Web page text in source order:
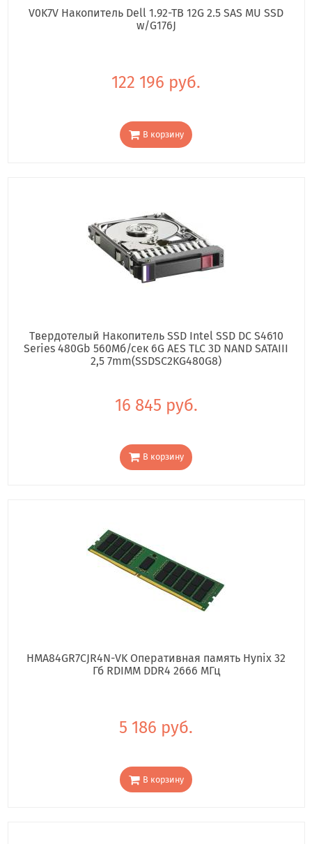
V0K7V Накопитель Dell 1.92-TB 12G 2.5 SAS MU SSD
w/G176J
122 196 руб.
В корзину
Твердотелый Накопитель SSD Intel SSD DC S4610
Series 480Gb 560Мб/сек 6G AES TLC 3D NAND SATAIII
2,5 7mm(SSDSC2KG480G8)
16 845 руб.
В корзину
HMA84GR7CJR4N-VK Оперативная память Hynix 32
Гб RDIMM DDR4 2666 МГц
5 186 руб.
В корзину